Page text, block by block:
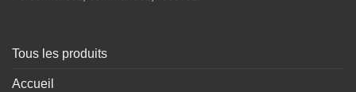
Tous les produits
Accueil